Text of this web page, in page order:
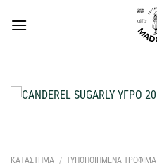
στο
ΚΑΤΑΣΤΗΜΑ / ΤΥΠΟΠΟΙΗΜΕΝΑ ΤΡΟΦΙΜΑ